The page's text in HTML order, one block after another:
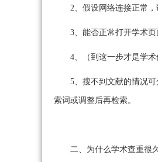
2、假设网络连接正常
3、能否正常打开学术
4、（到这一步才是学
5、搜不到文献的情况
索词或调整后再检索。
二、为什么学术查重很